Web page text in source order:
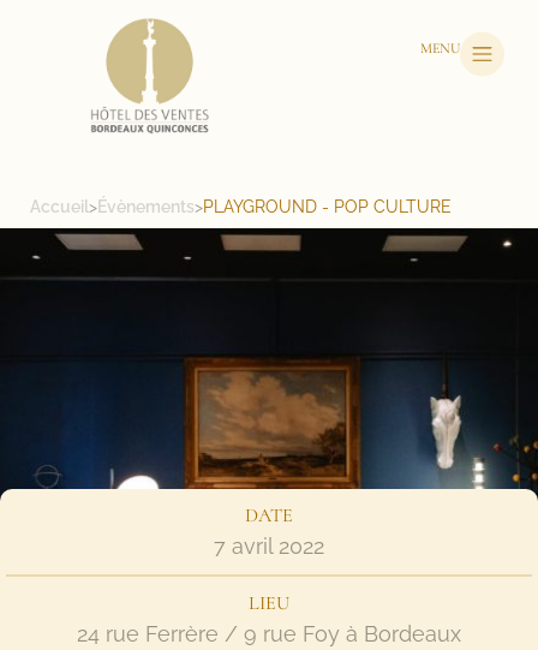
MENU
Accueil>Évènements>PLAYGROUND - POP CULTURE
DATE
7 avril 2022
LIEU
24 rue Ferrère / 9 rue Foy à Bordeaux